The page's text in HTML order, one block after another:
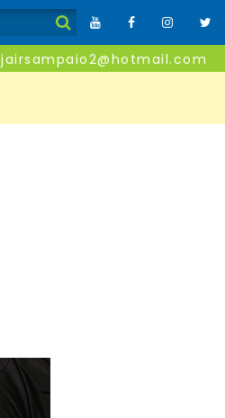
jairsampaio2@hotmail.com